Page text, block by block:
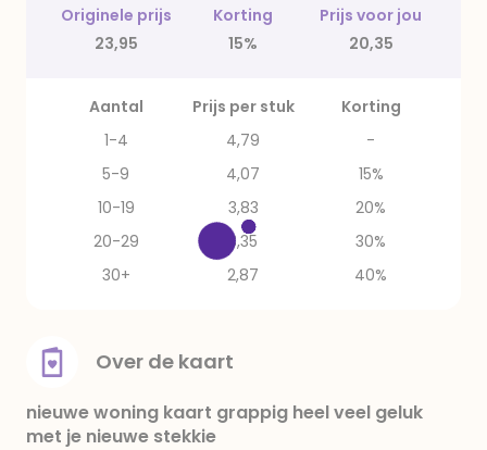
Originele prijs Korting
Prijs voor jou
23,95
15% 20,35
Aantal Prijs per stuk
Korting
1-4
4,79
-
5-9
4,07
15%
10-19
3,83
20%
20-29
3,35
30%
30+
2,87 40%
Over de kaart
nieuwe woning kaart grappig heel veel geluk
met je nieuwe stekkie